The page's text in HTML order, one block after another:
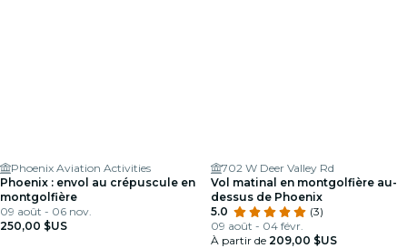
Phoenix Aviation Activities
Phoenix : envol au crépuscule en
montgolfière
09 août - 06 nov.
250,00 $US
702 W Deer Valley Rd
Vol matinal en montgolfière au-
dessus de Phoenix
5.0
(3)
09 août - 04 févr.
À partir de 209,00 $US